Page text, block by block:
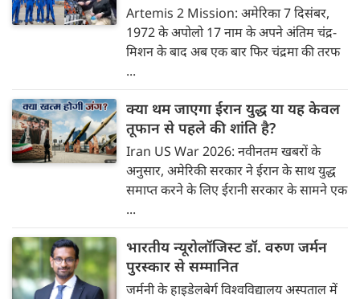
Artemis 2 Mission: अमेरिका 7 दिसंबर,
1972 के अपोलो 17 नाम के अपने अंतिम चंद्र-
मिशन के बाद अब एक बार फिर चंद्रमा की तरफ
...
क्या थम जाएगा ईरान युद्ध या यह केवल
तूफान से पहले की शांति है?
Iran US War 2026: नवीनतम खबरों के
अनुसार, अमेरिकी सरकार ने ईरान के साथ युद्ध
समाप्त करने के लिए ईरानी सरकार के सामने एक
...
भारतीय न्यूरोलॉजिस्ट डॉ. वरुण जर्मन
पुरस्कार से सम्मानित
जर्मनी के हाइडेलबेर्ग विश्वविद्यालय अस्पताल में